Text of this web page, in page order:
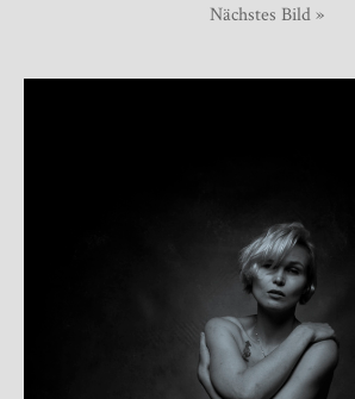
Nächstes Bild »